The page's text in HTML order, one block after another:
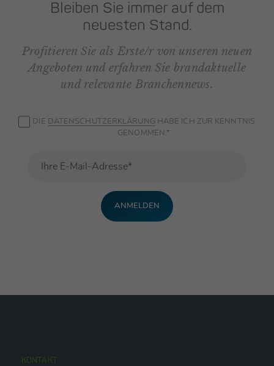
Bleiben Sie immer auf dem
neuesten Stand.
Profitieren Sie als Erste/r von unseren neuen
Angeboten und erfahren Sie brandaktuelle
und relevante Branchennews.
DIE DATEN­SCHUTZ­ERKLÄRUNG HABE ICH ZUR KENNTNIS
GENOMMEN.*
KONTAKT